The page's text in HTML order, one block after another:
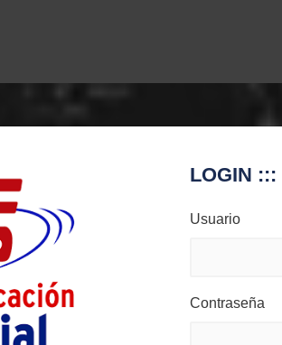
SOBRE
LOGIN :::
Usuario
Contraseña